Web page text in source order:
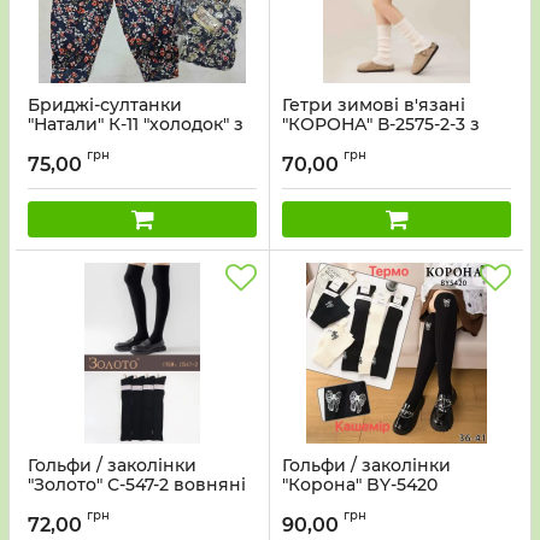
Бриджі-султанки
"Натали" К-11 "холодок" з
тканини +з боків кишені,
(без вибору
забарвлення!!!)
75,00 грн
Гетри зимові в'язані
"КОРОНА" В-2575-2-3 з
(Молочні -гетри) -уп. 10
70,00 грн
Гольфи / заколінки
"Золото" С-547-2 вовняні
рельєфний рубчик) -уп.
72,00 грн
Гольфи / заколінки
"Корона" BY-5420
-асорті -(Чорні +молочні
90,00 грн